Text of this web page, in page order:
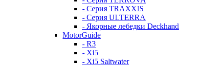
- Серия TRAXXIS
- Серия ULTERRA
- Якорные лебедки Deckhand
MotorGuide
- R3
- Xi5
- Xi5 Saltwater